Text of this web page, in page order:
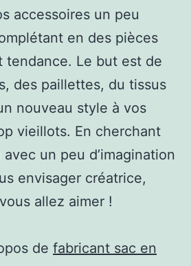
accessoires un peu
en des pièces
tendance. Le but est de
des paillettes, du tissus
nouveau style à vos
vieillots. En cherchant
un peu d’imagination
envisager créatrice,
allez aimer !
de fabricant sac en